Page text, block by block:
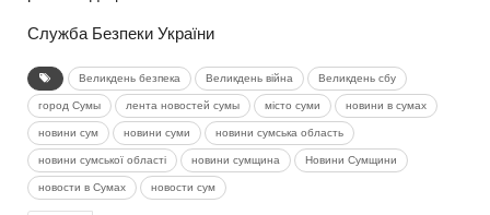
Служба Безпеки України
Великдень безпека Великдень війна Великдень сбу
город Сумы лента новостей сумы місто суми новини в сумах
новини сум новини суми новини сумська область
новини сумської області новини сумщина Новини Сумщини
новости в Сумах новости сум